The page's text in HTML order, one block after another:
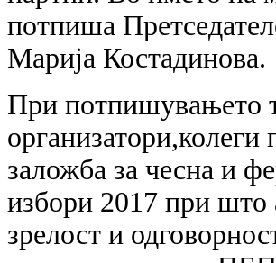
потпиша
Марија Костадинова.
При потпишувањето
заложба за чесна и
избори 2017 при што
зрелост и